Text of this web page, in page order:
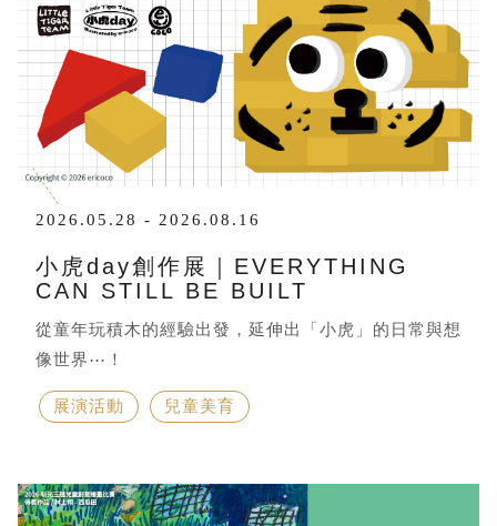
2026.05.28 - 2026.08.16
小虎day創作展｜EVERYTHING
CAN STILL BE BUILT
從童年玩積木的經驗出發，延伸出「小虎」的日常與想
像世界⋯！
展演活動 兒童美育